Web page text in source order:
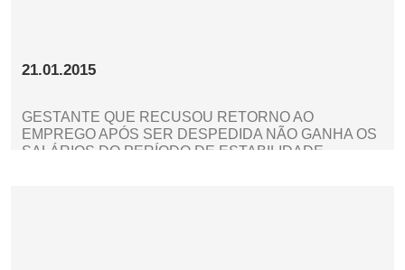
21.01.2015
GESTANTE QUE RECUSOU RETORNO AO
EMPREGO APÓS SER DESPEDIDA NÃO GANHA OS
SALÁRIOS DO PERÍODO DE ESTABILIDADE